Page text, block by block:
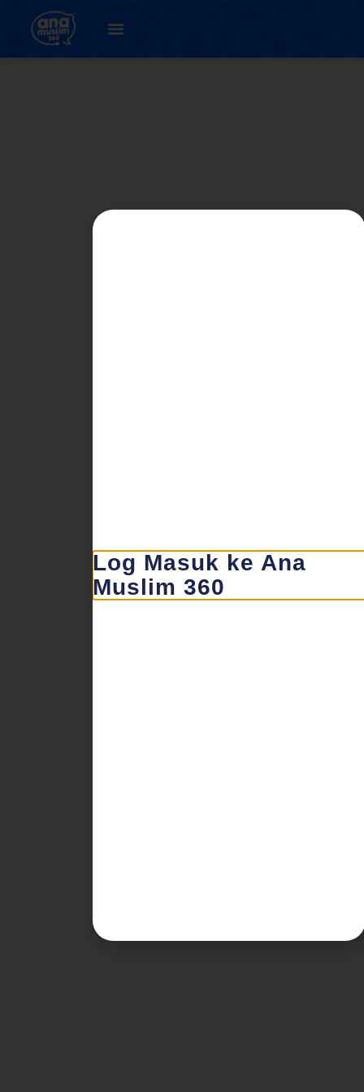
Tutor Login
Log Masuk ke Ana
Muslim 360